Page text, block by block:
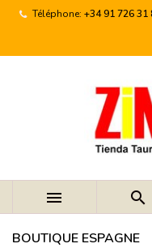
Téléphone: +34 91 726 31
 
BOUTIQUE ESPAGNE